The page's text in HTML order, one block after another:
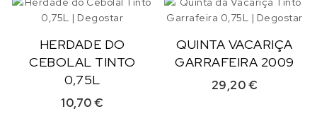
HERDADE DO
CEBOLAL TINTO
0,75L
10,70€
QUINTA VACARIÇA
GARRAFEIRA 2009
29,20€